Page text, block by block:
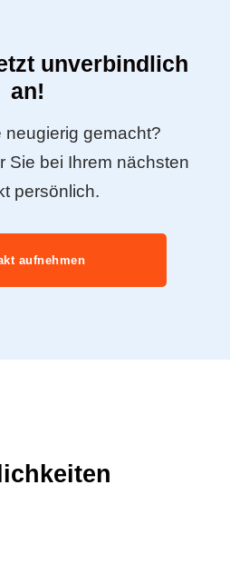
unverbindlich
an!
neugierig gemacht?
Sie bei Ihrem nächsten
persönlich.
aufnehmen